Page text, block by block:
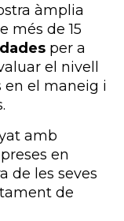
àmplia
més de 15
per a
el nivell
en el maneig i
amb
en
de les seves
de